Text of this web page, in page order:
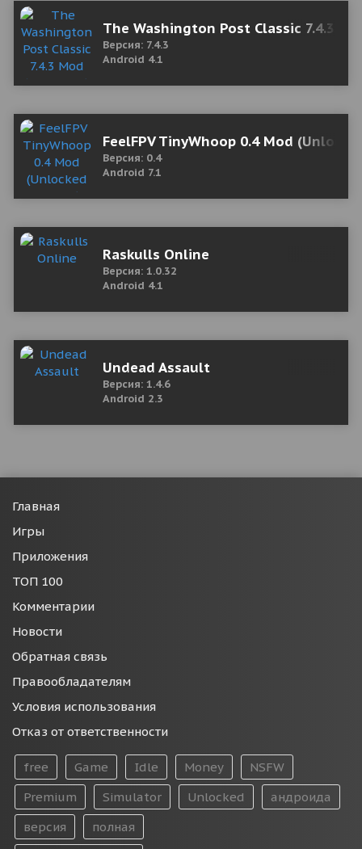
The Washington Post Classic 7.4.3
Версия: 7.4.3
Android 4.1
FeelFPV TinyWhoop 0.4 Mod
Версия: 0.4
Android 7.1
Raskulls Online
Версия: 1.0.32
Android 4.1
Undead Assault
Версия: 1.4.6
Android 2.3
Главная
Игры
Приложения
ТОП 100
Комментарии
Новости
Обратная связь
Правообладателям
Условия использования
Отказ от ответственности
free Game Idle Money
NSFW
Premium
Simulator Unlocked
андроида
версия
полная